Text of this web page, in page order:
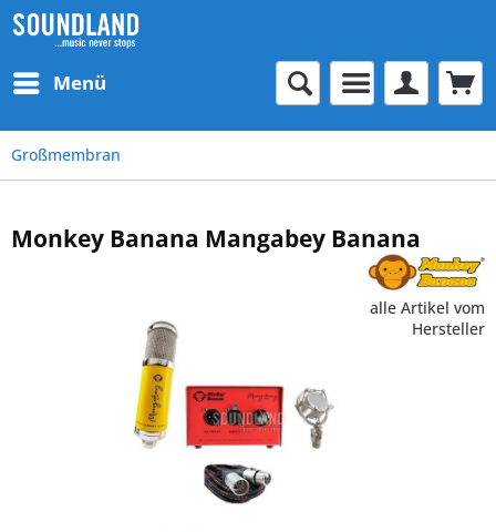
Menü
Großmembran
Monkey Banana Mangabey Banana
alle Artikel vom
Hersteller